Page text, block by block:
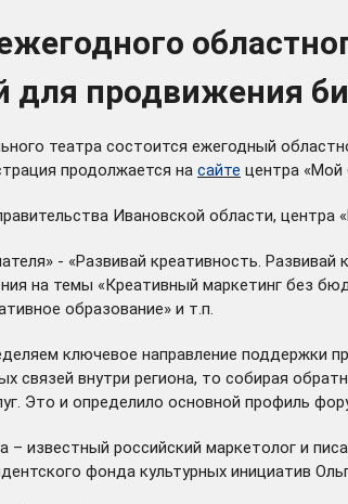
для продвижения
театра состоится ежегодный
продолжается на сайте центра «Мой
Ивановской области,
- «Развивай креативность.
на темы «Креативный маркетинг без
образование» и т.п.
ключевое направление поддержки
связей внутри региона, то собирая
Это и определило основной профиль
известный российский маркетолог и
фонда культурных инициатив